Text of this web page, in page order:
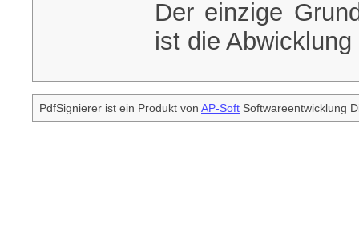
Der einzige
ist die
PdfSignierer ist ein Produkt von AP-Soft Softwareentwicklung